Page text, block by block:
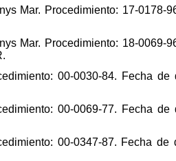
Mar. Procedimiento: 17-0178-
Mar. Procedimiento: 18-0069-
00-0030-84. Fecha de
00-0069-77. Fecha de
00-0347-87. Fecha de